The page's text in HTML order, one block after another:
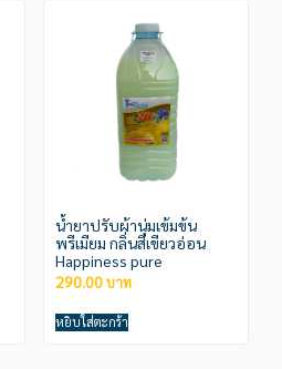
น้ำยาปรับผ้านุ่มเข้มข้น
พรีเมียม กลิ่นสีเขียวอ่อน
Happiness pure
290.00
หยิบใส่ตะกร้า